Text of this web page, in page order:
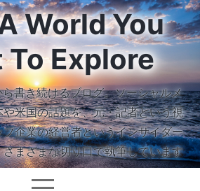
World You
To Explore
書き続けるブログ。ソーシャルメ
米国の話題を、元・記者という視
企業の経営者というインサイダー
まざまな切り口で執筆しています